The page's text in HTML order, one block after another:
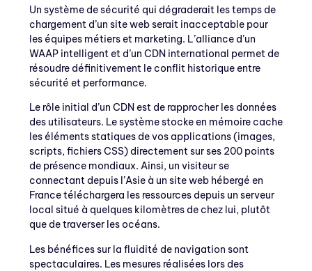
Un système de sécurité qui dégraderait les temps de
chargement d’un site web serait inacceptable pour
les équipes métiers et marketing. L’alliance d’un
WAAP intelligent et d’un CDN international permet de
résoudre définitivement le conflit historique entre
sécurité et performance.
Le rôle initial d’un CDN est de rapprocher les données
des utilisateurs. Le système stocke en mémoire cache
les éléments statiques de vos applications (images,
scripts, fichiers CSS) directement sur ses 200 points
de présence mondiaux. Ainsi, un visiteur se
connectant depuis l’Asie à un site web hébergé en
France téléchargera les ressources depuis un serveur
local situé à quelques kilomètres de chez lui, plutôt
que de traverser les océans.
Les bénéfices sur la fluidité de navigation sont
spectaculaires. Les mesures réalisées lors des